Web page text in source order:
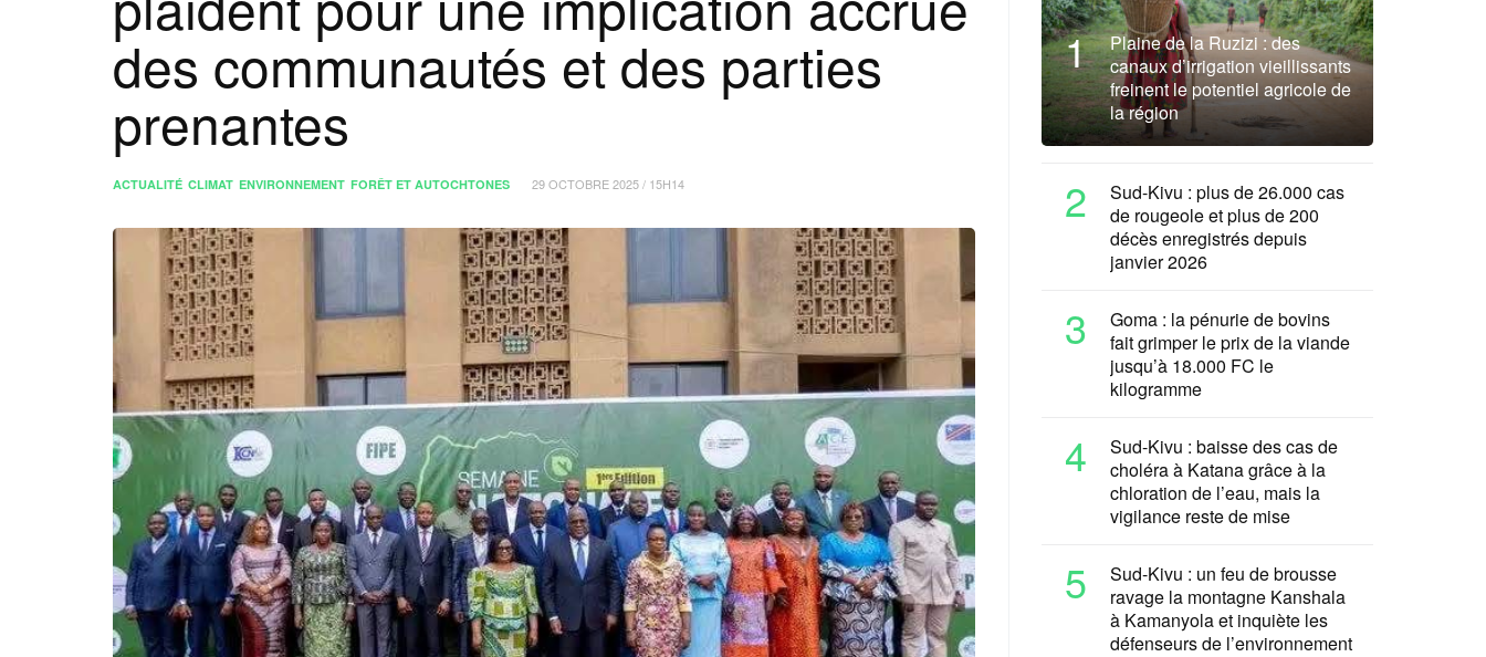
des communautés et des parties
prenantes
ACTUALITÉ CLIMAT ENVIRONNEMENT FORÊT ET AUTOCHTONES 29 OCTOBRE 2025 / 15H14
1
Plaine de la Ruzizi : des
canaux d’irrigation vieillissants
freinent le potentiel agricole de
la région
2
Sud-Kivu : plus de 26.000 cas
de rougeole et plus de 200
décès enregistrés depuis
janvier 2026
3
Goma : la pénurie de bovins
fait grimper le prix de la viande
jusqu’à 18.000 FC le
kilogramme
4
Sud-Kivu : baisse des cas de
choléra à Katana grâce à la
chloration de l’eau, mais la
vigilance reste de mise
5
Sud-Kivu : un feu de brousse
ravage la montagne Kanshala
à Kamanyola et inquiète les
défenseurs de l’environnement